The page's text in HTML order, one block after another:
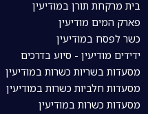
בית מרקחת תורן במודיעין
פארק המים מודיעין
כשר לפסח במודיעין
ידידים מודיעין - סיוע בדרכים
מסעדות בשריות כשרות במודיעין
מסעדות חלביות כשרות במודיעין
מסעדות כשרות במודיעין